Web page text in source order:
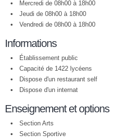
Mercredi de 08h00 à 18h00
Jeudi de 08h00 à 18h00
Vendredi de 08h00 à 18h00
Informations
Établissement public
Capacité de 1422 lycéens
Dispose d'un restaurant self
Dispose d'un internat
Enseignement et options
Section Arts
Section Sportive